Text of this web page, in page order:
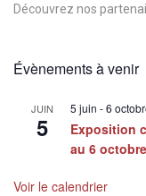
Découvrez nos
Évènements à venir
JUIN
5
5 juin -6
Exposition
au 6
Voir le calendrier